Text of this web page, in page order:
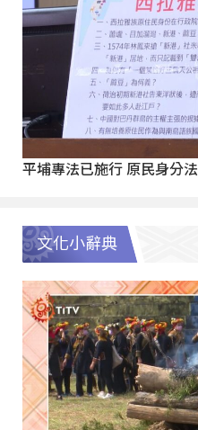
平埔專法已施行 原民身分
文化小辭典